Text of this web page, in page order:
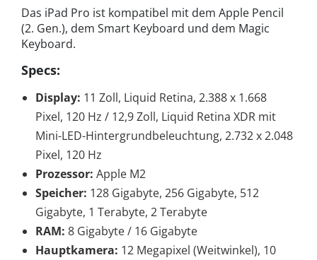
Das iPad Pro ist kompatibel mit dem Apple Pencil
(2. Gen.), dem Smart Keyboard und dem Magic
Keyboard.
Specs:
Display: 11 Zoll, Liquid Retina, 2.388 x 1.668
Pixel, 120 Hz / 12,9 Zoll, Liquid Retina XDR mit
Mini-LED-Hintergrundbeleuchtung, 2.732 x 2.048
Pixel, 120 Hz
Prozessor: Apple M2
Speicher: 128 Gigabyte, 256 Gigabyte, 512
Gigabyte, 1 Terabyte, 2 Terabyte
RAM: 8 Gigabyte / 16 Gigabyte
Hauptkamera: 12 Megapixel (Weitwinkel), 10